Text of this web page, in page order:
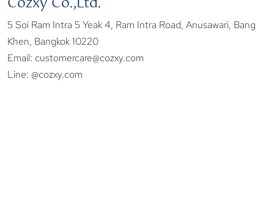
5 Soi Ram Intra 5 Yeak 4, Ram Intra Road, Anusawari, Bang
Khen, Bangkok 10220
Email: customercare@cozxy.com
Line: @cozxy.com